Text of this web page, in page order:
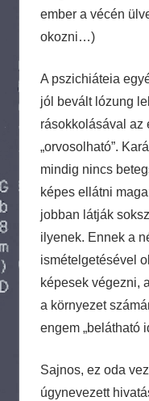
ember a vécén
okozni…)
A pszichiáteia
jól bevált lózung
rásokkolásával az
„orvosolható”.
mindig nincs
képes ellátni
jobban látják
ilyenek. Ennek a
ismételgetésével
képesek végezni,
a környezet
engem „belátható
Sajnos, ez oda
úgynevezett